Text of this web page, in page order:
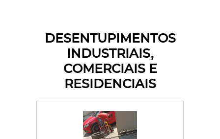
DESENTUPIMENTOS
INDUSTRIAIS,
COMERCIAIS E
RESIDENCIAIS